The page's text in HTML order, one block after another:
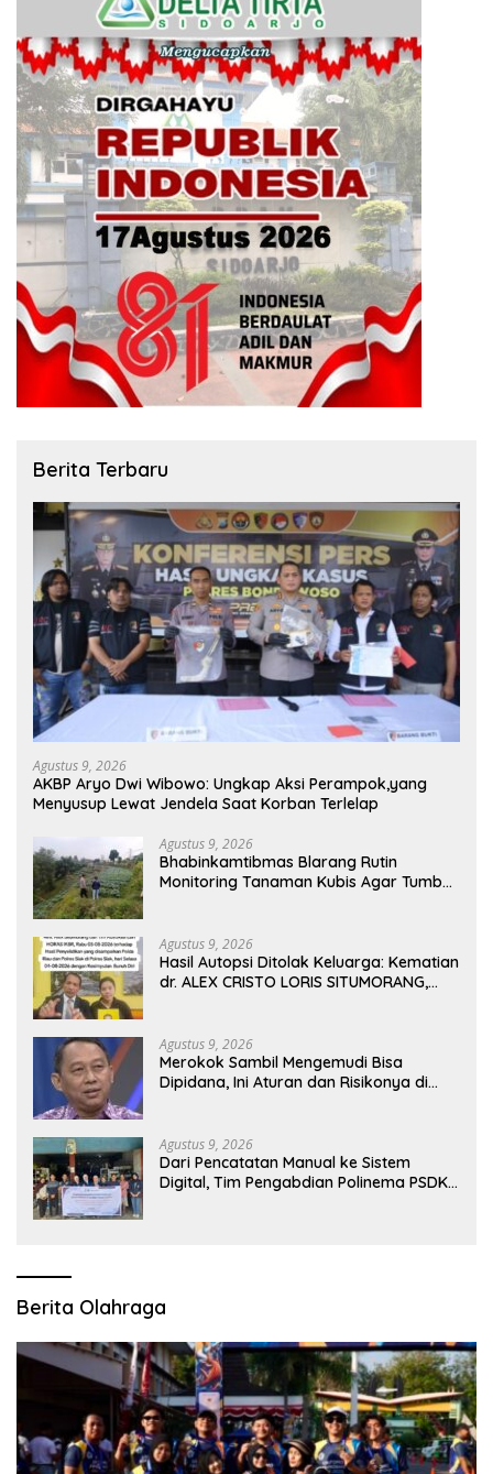
Berita Terbaru
Agustus 9, 2026
AKBP Aryo Dwi Wibowo: Ungkap Aksi Perampok,yang
Menyusup Lewat Jendela Saat Korban Terlelap
Agustus 9, 2026
Bhabinkamtibmas Blarang Rutin
Monitoring Tanaman Kubis Agar Tumbuh
Agustus 9, 2026
Hasil Autopsi Ditolak Keluarga: Kematian
dr. ALEX CRISTO LORIS SITUMORANG,
Agustus 9, 2026
Merokok Sambil Mengemudi Bisa
Dipidana, Ini Aturan dan Risikonya di
Agustus 9, 2026
Dari Pencatatan Manual ke Sistem
Digital, Tim Pengabdian Polinema PSDKU
Berita Olahraga